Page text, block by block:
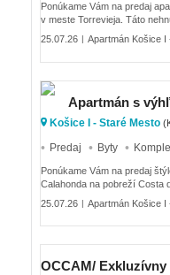
Ponúkame Vám na predaj
v meste Torrevieja. Táto
25.07.26 | Apartmán Košice I
Apartmán s
Košice I - Staré Mesto
Predaj Byty
Ponúkame Vám na predaj
Calahonda na pobreží Costa
25.07.26 | Apartmán Košice